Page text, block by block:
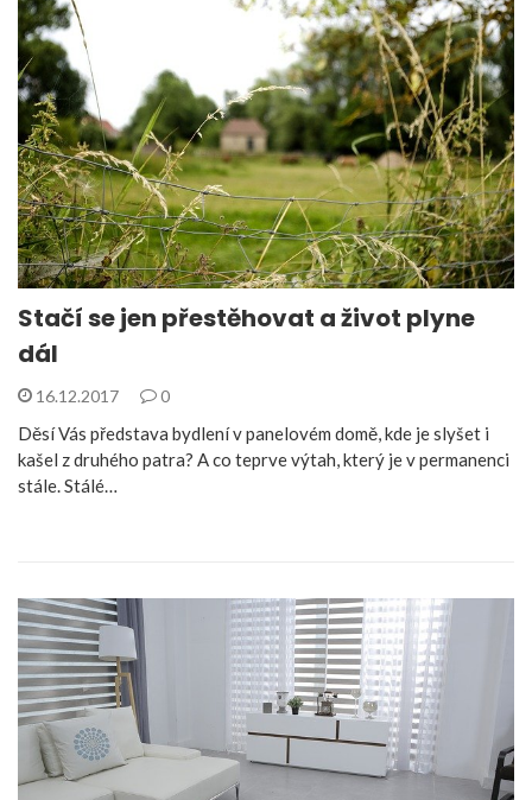
Stačí se jen přestěhovat a život plyne
dál
16.12.2017 0
Děsí Vás představa bydlení v panelovém domě, kde je slyšet i
kašel z druhého patra? A co teprve výtah, který je v permanenci
stále. Stálé…